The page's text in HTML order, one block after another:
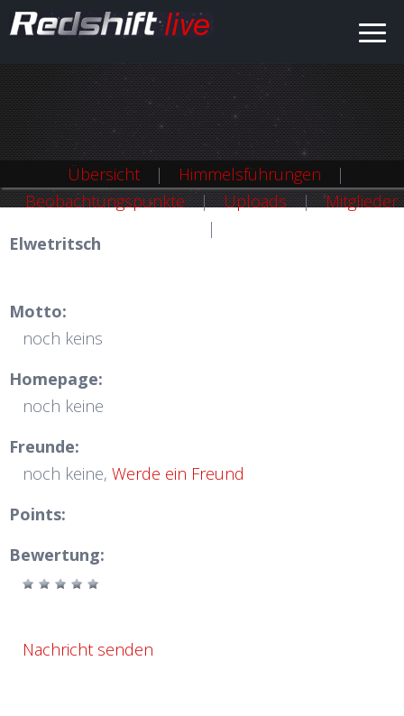
Übersicht
Himmelsführungen
Beobachtungspunkte
Uploads
Mitglieder
Elwetritsch
Motto:
noch keins
Homepage:
noch keine
Freunde:
noch keine, Werde ein Freund
Points:
Bewertung:
Nachricht senden